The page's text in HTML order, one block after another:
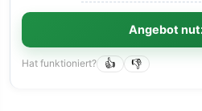
Angebot
Hat funktioniert? 👍 👎